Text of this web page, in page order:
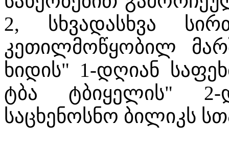
2, სხვადასხვა
კეთილმოწყობილ
ხიდის" 1-დღიან
ტბა ტბიყელის"
საცხენოსნო ბილიკს